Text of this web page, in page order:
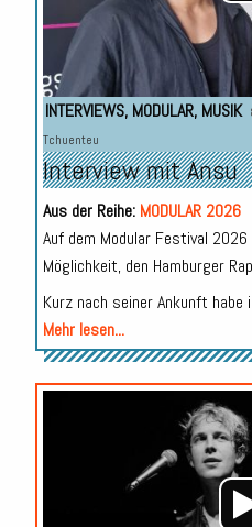
INTERVIEWS, MODULAR, MUSIK
Tchuenteu
Interview mit Ansu
Aus der Reihe: MODULAR 2026
Auf dem Modular Festival
Möglichkeit, den Hamburger
Kurz nach seiner Ankunft
Mehr lesen...